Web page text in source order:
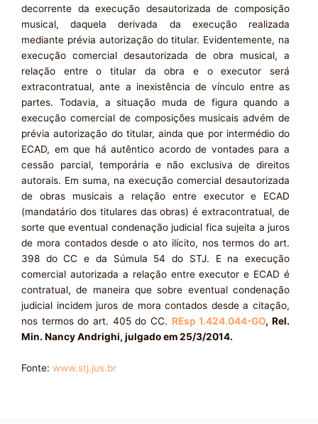
decorrente da execução desautorizada de composição
musical, daquela derivada da execução realizada
mediante prévia autorização do titular. Evidentemente, na
execução comercial desautorizada de obra musical, a
relação entre o titular da obra e o executor será
extracontratual, ante a inexistência de vínculo entre as
partes. Todavia, a situação muda de figura quando a
execução comercial de composições musicais advém de
prévia autorização do titular, ainda que por intermédio do
ECAD, em que há autêntico acordo de vontades para a
cessão parcial, temporária e não exclusiva de direitos
autorais. Em suma, na execução comercial desautorizada
de obras musicais a relação entre executor e ECAD
(mandatário dos titulares das obras) é extracontratual, de
sorte que eventual condenação judicial fica sujeita a juros
de mora contados desde o ato ilícito, nos termos do art.
398 do CC e da Súmula 54 do STJ. E na execução
comercial autorizada a relação entre executor e ECAD é
contratual, de maneira que sobre eventual condenação
judicial incidem juros de mora contados desde a citação,
nos termos do art. 405 do CC. REsp 1.424.044-GO, Rel.
Min. Nancy Andrighi, julgado em 25/3/2014.
Fonte: www.stj.jus.br